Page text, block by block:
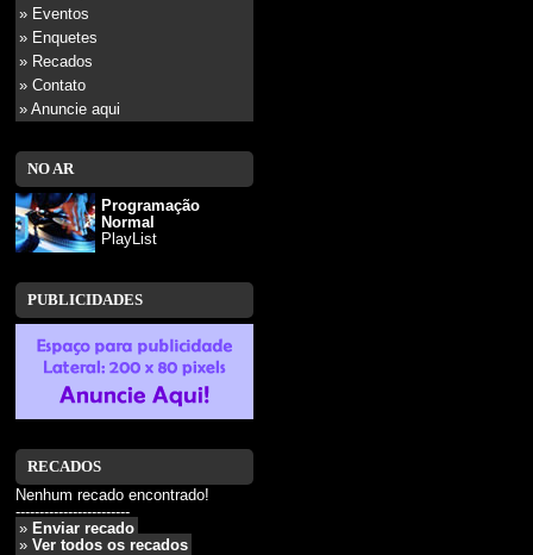
» Eventos
» Enquetes
» Recados
» Contato
» Anuncie aqui
NO AR
Programação
Normal
PlayList
PUBLICIDADES
RECADOS
Nenhum recado encontrado!
------------------------
» Enviar recado
» Ver todos os recados